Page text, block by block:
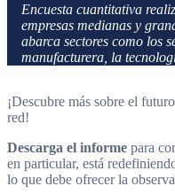
Encuesta cuantitativa
empresas medianas y
abarca sectores como los
manufacturera, la
¡Descubre más sobre el
red!
Descarga el informe para
en particular, está
lo que debe ofrecer la